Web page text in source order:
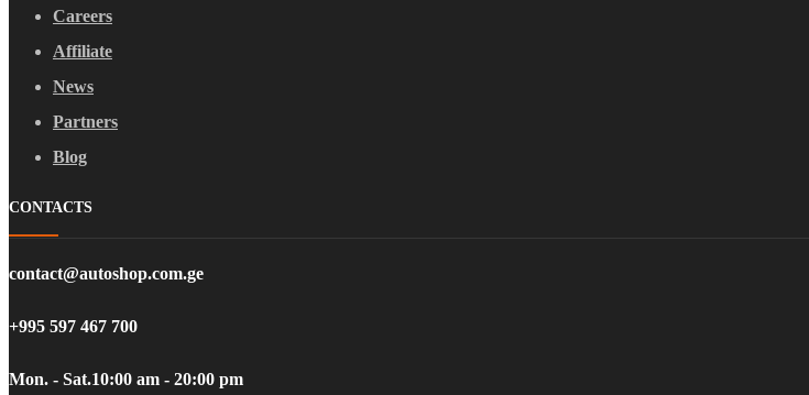
Careers
Affiliate
News
Partners
Blog
CONTACTS
contact@autoshop.com.ge
+995 597 467 700
Mon. - Sat.10:00 am - 20:00 pm